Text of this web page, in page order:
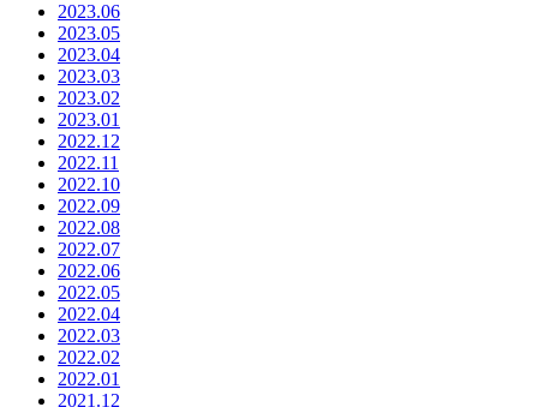
2023.06
2023.05
2023.04
2023.03
2023.02
2023.01
2022.12
2022.11
2022.10
2022.09
2022.08
2022.07
2022.06
2022.05
2022.04
2022.03
2022.02
2022.01
2021.12